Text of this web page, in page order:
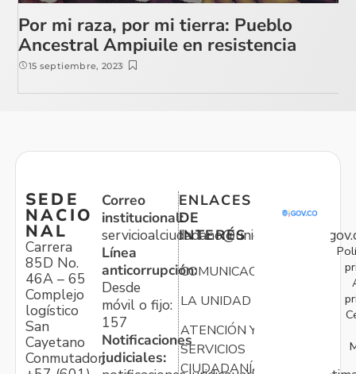
Por mi raza, por mi tierra: Pueblo
Ancestral Ampiuile en resistencia
15 septiembre, 2023
SEDE
NACIO
NAL
Carrera
85D No.
46A – 65
Complejo
logístico
San
Cayetano
Conmutador:
Correo
institucional:
Línea
anticorrupción:
Desde
móvil o fijo:
157
Notificaciones
judiciales:
ENLACES
DE
INTERÉS
COMUNICACIONES
LA UNIDAD
ATENCIÓN Y
SERVICIOS
CIUDADANÍA